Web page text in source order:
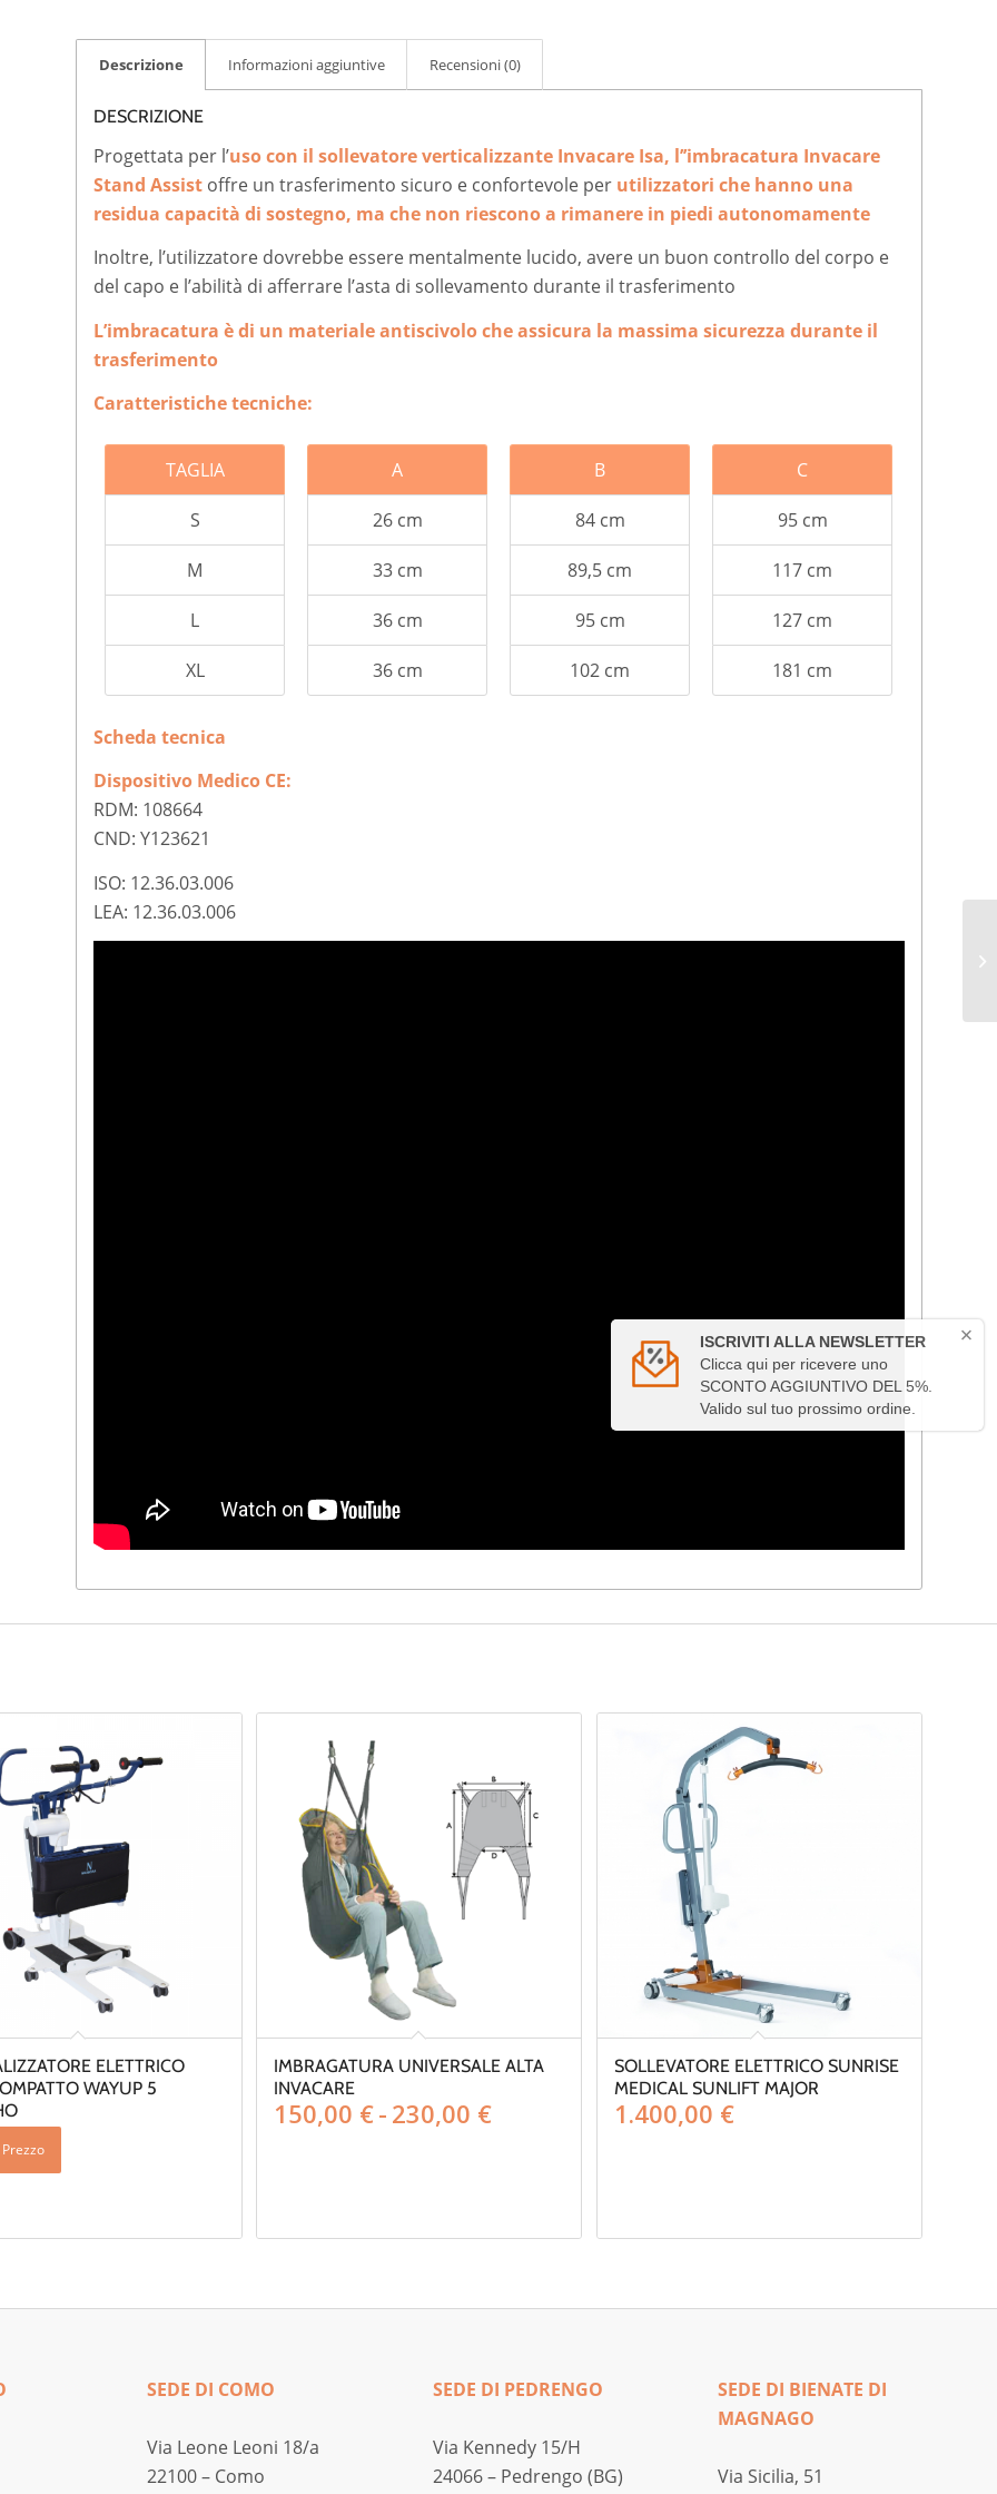
Descrizione Informazioni aggiuntive Recensioni (0)
DESCRIZIONE
Progettata per l’uso con il sollevatore verticalizzante Invacare Isa, l’’imbracatura Invacare
Stand Assist offre un trasferimento sicuro e confortevole per utilizzatori che hanno una
residua capacità disostegno, ma che non riescono a rimanere in piedi autonomamente
Inoltre, l’utilizzatore dovrebbe essere mentalmente lucido, avere un buon controllo del corpo e
del capo e l’abilità di afferrare l’asta di sollevamento durante il trasferimento
L’imbracatura è di un materiale antiscivolo che assicura la massima sicurezza durante il
trasferimento
Caratteristiche tecniche:
TAGLIA
S
M
L
XL
A
26 cm
33 cm
36 cm
36 cm
B
84 cm
89,5 cm
95 cm
102 cm
C
95 cm
117 cm
127 cm
181 cm
Scheda tecnica
Dispositivo Medico CE:
RDM: 108664
CND: Y123621
ISO: 12.36.03.006
LEA: 12.36.03.006
ELETTRICO
WAYUP 5
IMBRAGATURA UNIVERSALE ALTA
INVACARE
150,00 €- 230,00 €Fascia
a
SOLLEVATORE ELETTRICO SUNRISE
MEDICAL SUNLIFT MAJOR
1.400,00 €
SEDE DI COMO
Via Leone Leoni 18/a
22100 – Como
SEDE DI PEDRENGO
Via Kennedy 15/H
24066 – Pedrengo (BG)
SEDE DI BIENATE DI
MAGNAGO
Via Sicilia, 51